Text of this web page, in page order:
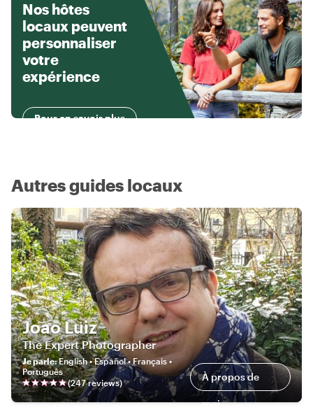
Nos hôtes
locaux peuvent
personnaliser
votre
expérience
Pour en savoir plus
Autres guides locaux
Joao Luiz
The Expert Photographer
Je parle:English • Español • Français •
Português
(247reviews) À propos de
moi